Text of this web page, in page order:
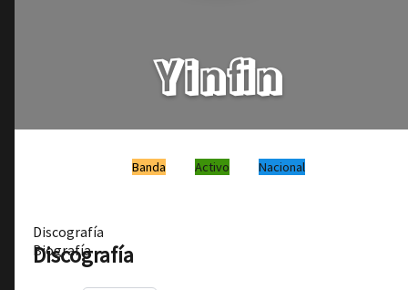
Yinfin
Banda Activo Nacional
Discografía
Biografía
Discografía